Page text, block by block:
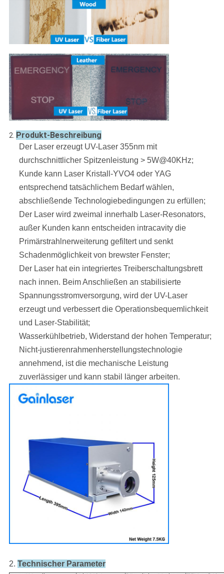
2. Produkt-Beschreibung
Der Laser erzeugt UV-Laser 355nm mit
durchschnittlicher Spitzenleistung > 5W@40KHz;
Kunde kann Laser Kristall-YVO4 oder YAG
entsprechend tatsächlichem Bedarf wählen,
abschließende Technologiebedingungen zu erfüllen;
Der Laser wird zweimal innerhalb Laser-Resonators,
außer Kunden kann entscheiden intracavity die
Primärstrahlnerweiterung gefiltert und senkt
Schadenmöglichkeit von brewster Fenster;
Der Laser hat ein integriertes Treiberschaltungsbrett
nach innen. Beim Anschließen an stabilisierte
Spannungsstromversorgung, wird der UV-Laser
erzeugt und verbessert die Operationsbequemlichkeit
und Laser-Stabilität;
Wasserkühlbetrieb, Widerstand der hohen Temperatur;
Nicht-justierenrahmenherstellungstechnologie
annehmend, ist die mechanische Leistung
zuverlässiger und kann stabil länger arbeiten.
2. Technischer Parameter